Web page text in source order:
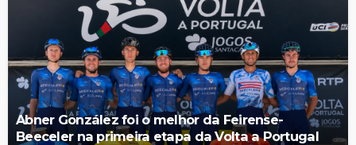
Abner González foi o melhor da Feirense-
Beeceler na primeira etapa da Volta a Portugal